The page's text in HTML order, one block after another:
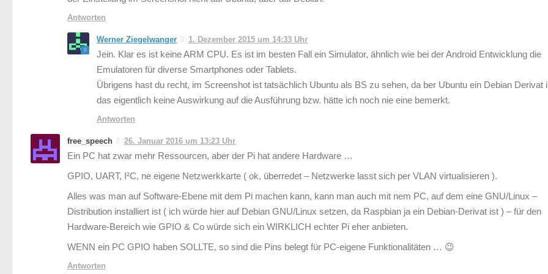
Antworten
Werner Ziegelwanger 1. Dezember 2015 um 14:33 Uhr
Jein. Klar es ist keine ARM CPU. Es ist im besten Fall ein Simulator, ähnlich wie bei der Android Entwicklung die
Emulatoren für diverse Smartphones oder Tablets.
Übrigens hast du recht, im Screenshot ist tatsächlich Ubuntu als BS zu sehen, da ber Ubuntu ein Debian Derivat
das eigentlich keine Auswirkung auf die Ausführung bzw. hätte ich noch nie eine bemerkt.
Antworten
free_speech 26. Januar 2016 um 13:23 Uhr
Ein PC hat zwar mehr Ressourcen, aber der Pi hat andere Hardware …
GPIO, UART, I²C, ne eigene Netzwerkkarte ( ok, überredet – Netzwerke lasst sich per VLAN virtualisieren ).
Alles was man auf Software-Ebene mit dem Pi machen kann, kann man auch mit nem PC, auf dem eine GNU/Linux –
Distribution installiert ist ( ich würde hier auf Debian GNU/Linux setzen, da Raspbian ja ein Debian-Derivat ist ) – für den
Hardware-Bereich wie GPIO & Co würde sich ein WIRKLICH echter Pi eher anbieten.
WENN ein PC GPIO haben SOLLTE, so sind die Pins belegt für PC-eigene Funktionalitäten … 😉
Antworten